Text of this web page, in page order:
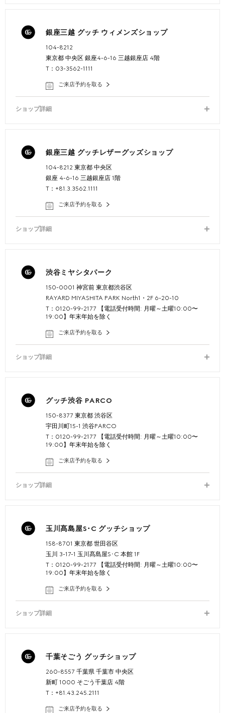
銀座三越 グッチ ウィメンズショップ
104-8212
東京都 中央区 銀座4-6-16 三越銀座店 4階
T：03-3562-1111
ご来店予約を取る
ショップ詳細
銀座三越 グッチレザーグッズショップ
104-8212 東京都 中央区
銀座 4-6-16 三越銀座店 1階
T：+81.3.3562.1111
ご来店予約を取る
ショップ詳細
渋谷ミヤシタパーク
150-0001 神宮前 東京都渋谷区
RAYARD MIYASHITA PARK North1・2F 6-20-10
T：0120-99-2177 【電話受付時間: 月曜～土曜10:00〜
19:00】年末年始を除く
ご来店予約を取る
ショップ詳細
グッチ渋谷 PARCO
150-8377 東京都 渋谷区
宇田川町15-1 渋谷PARCO
T：0120-99-2177 【電話受付時間: 月曜～土曜10:00〜
19:00】年末年始を除く
ご来店予約を取る
ショップ詳細
玉川髙島屋S･C グッチショップ
158-8701 東京都 世田谷区
玉川 3-17-1 玉川髙島屋S･C 本館 1F
T：0120-99-2177 【電話受付時間: 月曜～土曜10:00〜
19:00】年末年始を除く
ご来店予約を取る
ショップ詳細
千葉そごう グッチショップ
260-8557 千葉県 千葉市 中央区
新町 1000 そごう千葉店 4階
T：+81.43.245.2111
ご来店予約を取る